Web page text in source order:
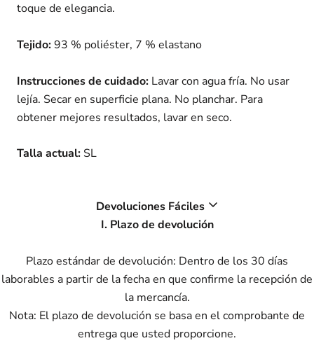
toque de elegancia.
Tejido:93 % poliéster, 7 % elastano
Instrucciones de cuidado: Lavar con agua fría. No usar
lejía. Secar en superficie plana. No planchar. Para
obtener mejores resultados, lavar en seco.
Talla actual: SL
Devoluciones Fáciles
I. Plazo de devolución
Plazo estándar de devolución: Dentro de los 30 días
laborables a partir de la fecha en que confirme la recepción de
la mercancía.
Nota: El plazo de devolución se basa en el comprobante de
entrega que usted proporcione.